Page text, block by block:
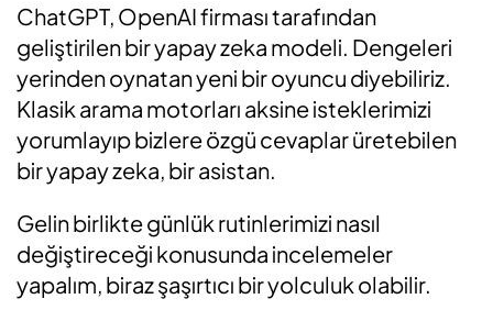
ChatGPT, OpenAI firması tarafından
geliştirilen bir yapay zeka modeli. Dengeleri
yerinden oynatan yeni bir oyuncu diyebiliriz.
Klasik arama motorları aksine isteklerimizi
yorumlayıp bizlere özgü cevaplar üretebilen
bir yapay zeka, bir asistan.
Gelin birlikte günlük rutinlerimizi nasıl
değiştireceği konusunda incelemeler
yapalım, biraz şaşırtıcı bir yolculuk olabilir.